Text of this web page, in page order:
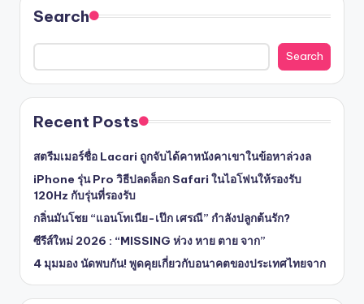
Search
Search
Recent Posts
สตรีมเมอร์ชื่อ Lacari ถูกจับได้คาหนังคาเขาในข้อหาล่วงล
iPhone รุ่น Pro วิธีปลดล็อก Safari ในไอโฟนให้รองรับ
120Hz กับรุ่นที่รองรับ
กลิ่นมันโชย “แอนโทเนีย-เป๊ก เศรณี” กำลังปลูกต้นรัก?
ซีรีส์ใหม่ 2026 : “MISSING ห่วง หาย ตาย จาก”
4 มุมมอง นัดพบกัน! พูดคุยเกี่ยวกับอนาคตของประเทศไทยจาก